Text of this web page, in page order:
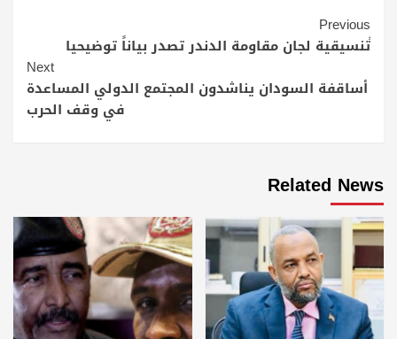
Continue
Reading
Previous
ًتنسيقية لجان مقاومة الدندر تصدر بياناً توضيحيا
Next
أساقفة السودان يناشدون المجتمع الدولي المساعدة
في وقف الحرب
Related News